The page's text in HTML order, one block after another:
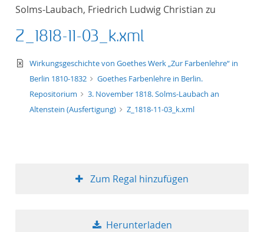
Titel aufsteigend
Format aufsteigend
Format absteigend
Solms-Laubach, Friedrich Ludwig Christian zu
Z_1818-11-03_k.xml
text/xml
Wirkungsgeschichte von Goethes Werk „Zur Farbenlehre“ in
Berlin 1810-1832
Goethes Farbenlehre in Berlin.
Repositorium
3. November 1818. Solms-Laubach an
Altenstein (Ausfertigung)
Z_1818-11-03_k.xml
Zum Regal hinzufügen
Herunterladen